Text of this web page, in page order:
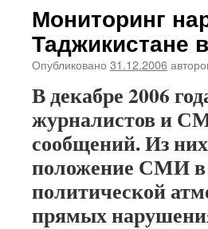
Мониторинг
Таджикистане
Опубликовано 31.12.2006
В декабре 2006
журналистов и
сообщений. Из
положение СМИ в
политической
прямых